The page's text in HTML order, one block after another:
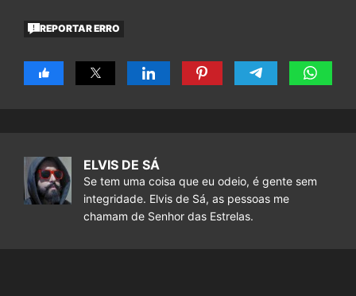
REPORTAR ERRO
ELVIS DE SÁ
Se tem uma coisa que eu odeio, é gente sem
integridade. Elvis de Sá, as pessoas me
chamam de Senhor das Estrelas.